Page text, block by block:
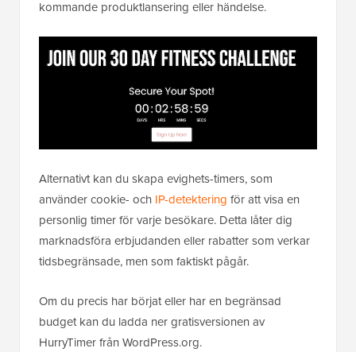
kommande produktlansering eller händelse.
Alternativt kan du skapa evighets-timers, som
använder cookie- och IP-detektering för att visa en
personlig timer för varje besökare. Detta låter dig
marknadsföra erbjudanden eller rabatter som verkar
tidsbegränsade, men som faktiskt pågår.
Om du precis har börjat eller har en begränsad
budget kan du ladda ner gratisversionen av
HurryTimer från WordPress.org.